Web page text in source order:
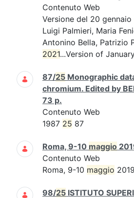
Contenuto Web
Versione del 20 gennaio
Luigi Palmieri, Maria
Antonino Bella, Patrizio
2021...Version of
87/25 Monographic
chromium. Edited by
73 p.
Contenuto Web
1987 25 87
Roma, 9-10 maggio
Contenuto Web
Roma, 9-10 maggio
98/25 ISTITUTO